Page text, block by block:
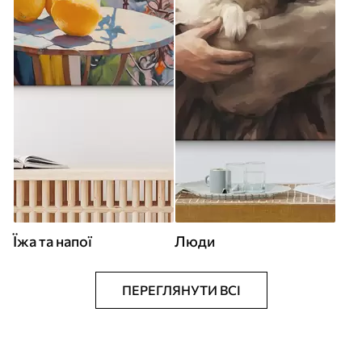
Їжа та напої Люди
ПЕРЕГЛЯНУТИ ВСІ